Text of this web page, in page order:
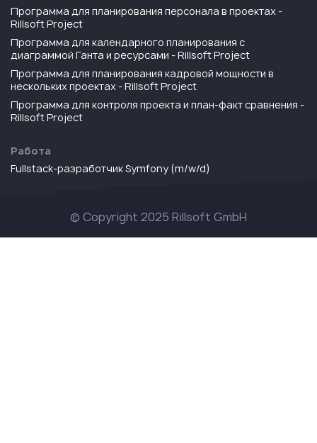
Программа для планирования персонала в проектах -
Rillsoft Project
Программа для календарного планирования с
диаграммой Ганта и ресурсами - Rillsoft Project
Программа для планирования кадровой мощности в
нескольких проектах - Rillsoft Project
Программа для контроля проекта и план-факт сравнения -
Rillsoft Project
Работа
Fullstack-разработчик Symfony (m/w/d)
© Copyright 2025 Rillsoft GmbH